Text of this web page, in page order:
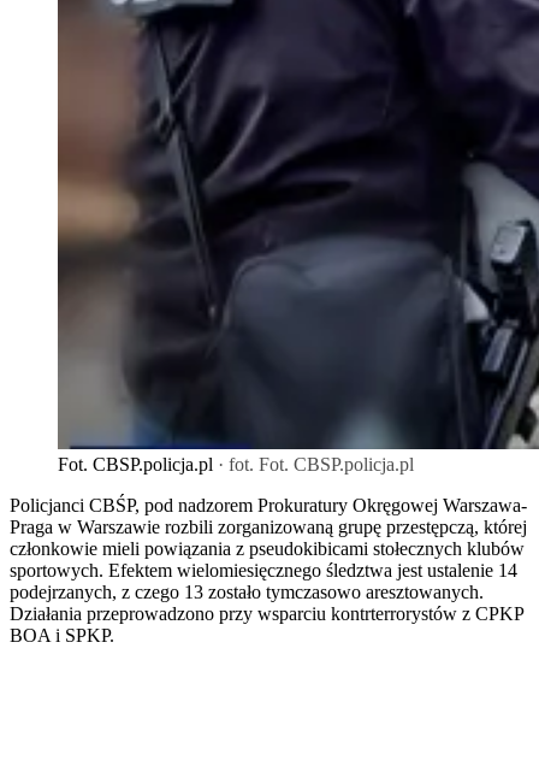
Fot. CBSP.policja.pl · fot. Fot. CBSP.policja.pl
Policjanci CBŚP, pod nadzorem Prokuratury Okręgowej Warszawa-
Praga w Warszawie rozbili zorganizowaną grupę przestępczą, której
członkowie mieli powiązania z pseudokibicami stołecznych klubów
sportowych. Efektem wielomiesięcznego śledztwa jest ustalenie 14
podejrzanych, z czego 13 zostało tymczasowo aresztowanych.
Działania przeprowadzono przy wsparciu kontrterrorystów z CPKP
BOA i SPKP.